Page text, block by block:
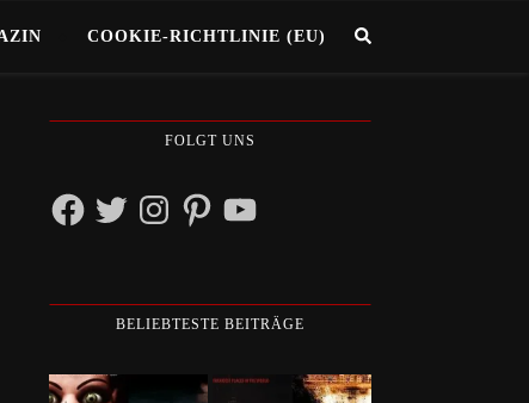
COOKIE-RICHTLINIE (EU)
FOLGT UNS
FacebookTwitterInstagramPinterestYouTube
BELIEBTESTE BEITRÄGE